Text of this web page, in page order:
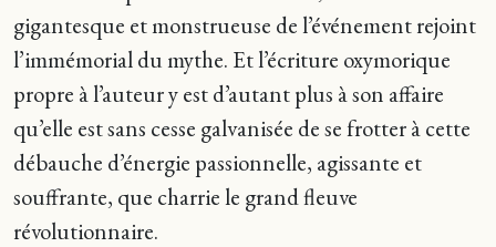
gigantesque et monstrueuse de l’événement rejoint
l’immémorial du mythe. Et l’écriture oxymorique
propre à l’auteur y est d’autant plus à son affaire
qu’elle est sans cesse galvanisée de se frotter à cette
débauche d’énergie passionnelle, agissante et
souffrante, que charrie le grand fleuve
révolutionnaire.